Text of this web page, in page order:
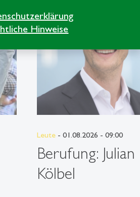
Hinweise
Leute - 01.08.2026 - 09:00
Berufung: Julian
Kölbel